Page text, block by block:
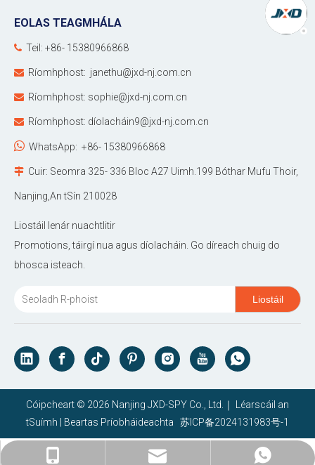
EOLAS TEAGMHÁLA
 Teil: +86- 15380966868
 Ríomhphost: janethu@jxd-nj.com.cn
 Ríomhphost: sophie@jxd-nj.com.cn
 Ríomhphost: díolacháin9@jxd-nj.com.cn
 WhatsApp: +86- 15380966868
 Cuir: Seomra 325- 336 Bloc A27 Uimh.199 Bóthar Mufu Thoir,
Nanjing,An tSín 210028
Liostáil lenár nuachtlitir
Promotions, táirgí nua agus díolacháin. Go díreach chuig do
bhosca isteach.
Liostáil
+86- 15380966868
janethu@jxd-nj.com.cn
+86- 15380966868
Cóipcheart © 2026 Nanjing JXD-SPY Co., Ltd.｜
Léarscáil an
tSuímh
Beartas Príobháideachta 苏ICP备2024131983号-1